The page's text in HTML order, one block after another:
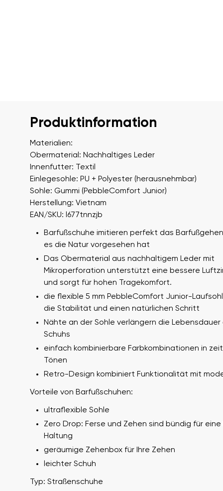
Produktinformation
Materialien:
Obermaterial: Nachhaltiges Leder
Innenfutter: Textil
Einlegesohle: PU + Polyester (herausnehmbar)
Sohle: Gummi (PebbleComfort Junior)
Herstellung: Vietnam
EAN/SKU: l677tnnzjb
Barfußschuhe imitieren perfekt das
es die Natur vorgesehen hat
Das Obermaterial aus nachhaltigem Leder mit
Mikroperforation unterstützt eine bessere
und sorgt für hohen Tragekomfort.
die flexible 5 mm PebbleComfort Junior-
die Stabilität und einen natürlichen Schritt
Nähte an der Sohle verlängern die Lebensdauer
Schuhs
einfach kombinierbare Farbkombinationen in
Tönen
Retro-Design kombiniert Funktionalität mit
Vorteile von Barfußschuhen:
ultraflexible Sohle
Zero Drop: Ferse und Zehen sind bündig für
Haltung
geräumige Zehenbox für Ihre Zehen
leichter Schuh
Typ: Straßenschuhe
Ihr Vor- und Nachname
Variante